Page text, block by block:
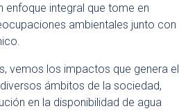
enfoque integral que tome en
ambientales junto con
vemos los impactos que genera el
ámbitos de la sociedad,
en la disponibilidad de agua